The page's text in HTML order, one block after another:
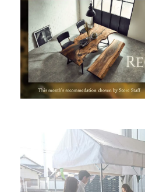
よくあるご質問
お問い合わせ